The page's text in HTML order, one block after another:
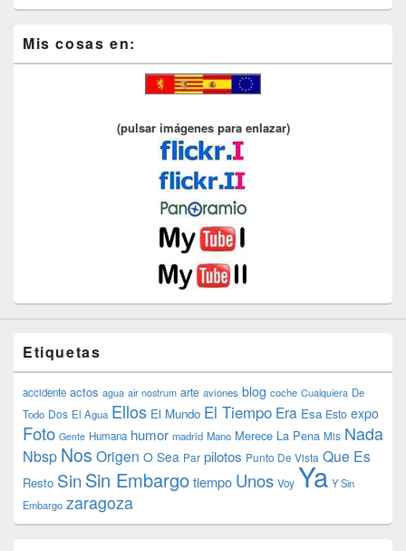
Mis cosas en:
(pulsar imágenes para enlazar)
Etiquetas
accidente actos agua air nostrum arte aviones blog coche Cualquiera De
Todo Dos El Agua Ellos El Mundo El Tiempo Era Esa Esto expo
Foto Gente Humana humor madrid Mano Merece La Pena Mis Nada
Nbsp Nos Origen O Sea Par pilotos Punto De Vista Que Es
Resto SinSin Embargotiempo Unos Voy Ya Y Sin
Embargo zaragoza